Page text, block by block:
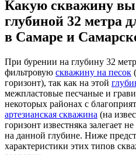
Какую скважину вы
глубиной 32 метра
в Самаре и
При бурении на глубину 32
фильтровую скважину на песок
горизонт), так как на этой
межпластовые песчаные и
некоторых районах с
артезианская скважина (на
горизонт известняка залегает
на данной глубине. Ниже
характеристики этих типов